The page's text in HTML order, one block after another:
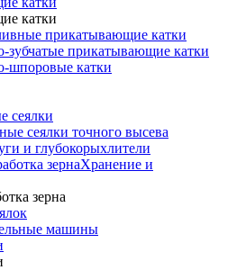
катки
прикатывающие катки
зубчатые прикатывающие катки
шпоровые катки
сеялки
сеялки точного высева
и глубокорыхлители
Хранение и
зерна
машины